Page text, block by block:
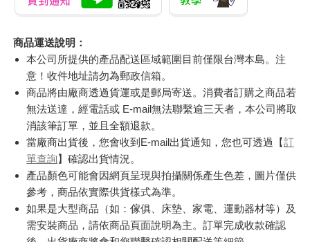
商品運送說明：
本公司所提供的產品配送區域範圍目前僅限台灣本島。注
意！收件地址請勿為郵政信箱。
商品將由廠商透過貨運或是郵局寄送。消費者訂購之商品若
無法送達，經電話或 E-mail無法聯繫逾三天者，本公司將取
消該筆訂單，並且全額退款。
當廠商出貨後，您會收到E-mail出貨通知，您也可透過【訂
單查詢】確認出貨情況。
產品顏色可能會因網頁呈現與拍攝關係產生色差，圖片僅供
參考，商品依實際供貨樣式為準。
如果是大型商品（如：傢俱、床墊、家電、運動器材等）及
需安裝商品，請依商品頁面說明為主。訂單完成收款確認